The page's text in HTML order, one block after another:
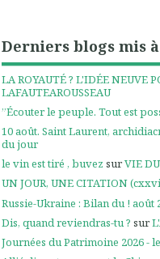
Derniers blogs mis
LA ROYAUTÉ ? L'IDÉE NEUVE
LAFAUTEAROUSSEAU
”Écouter le peuple. Tout est
10 août. Saint Laurent,
du jour
le vin est tiré , buvez surVIE
UN JOUR, UNE CITATION
Russie-Ukraine : Bilan du ! août
Dis, quand reviendras-tu ? sur
Journées du Patrimoine 2026 -